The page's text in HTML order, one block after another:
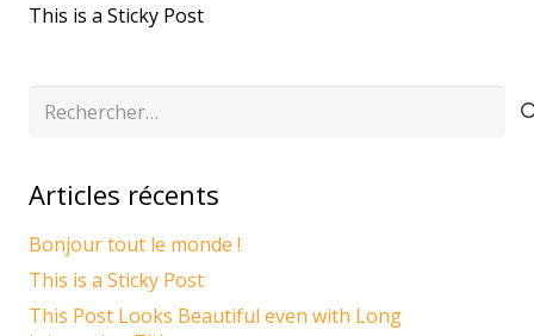
This is a Sticky Post
Rechercher :
Articles récents
Bonjour tout le monde !
This is a Sticky Post
This Post Looks Beautiful even with Long